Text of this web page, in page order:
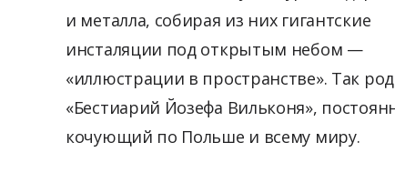
и металла, собирая из них гигантские
инсталяции под открытым небом —
«иллюстрации в пространстве». Так
«Бестиарий Йозефа Вильконя»,
кочующий по Польше и всему миру.